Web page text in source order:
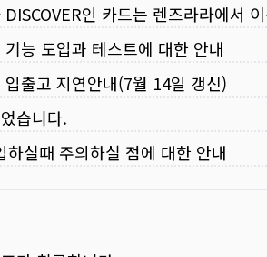
인 카드는 렌즈라라에서
능 도입과 테스트에 대한 안내
출고 지연안내(7월 14일 갱신)
습니다.
실때 주의하실 점에 대한 안내